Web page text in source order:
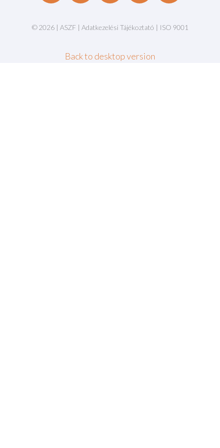
© 2026 | ASZF | Adatkezelési Tájékoztató | ISO 9001
Back to desktop version